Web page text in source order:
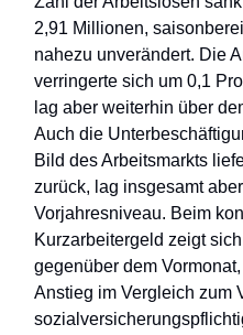
2,91 Millionen,
nahezu unverändert. Die
verringerte sich um 0,1
lag aber weiterhin über
Auch die
Bild des Arbeitsmarkts
zurück, lag insgesamt
Vorjahresniveau. Beim
Kurzarbeitergeld zeigt
gegenüber dem
Anstieg im Vergleich zum